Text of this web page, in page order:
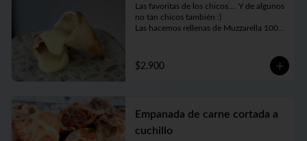
Las favoritas de los chicos.... Y de algunos
no tan chicos también :)
Las hacemos rellenas de Muzzarella 100%
$2.900
Empanada de carne cortada a
cuchillo